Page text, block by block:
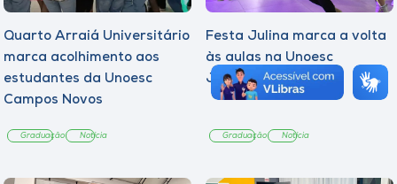
Quarto Arraiá Universitário
marca acolhimento aos
estudantes da Unoesc
Campos Novos
Graduação Notícia
Festa Julina marca a volta
às aulas na Unoesc
Joaçaba
Graduação Notícia